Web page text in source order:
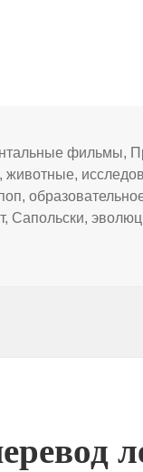
фильмы,
,животные,
,
, Сапольски,